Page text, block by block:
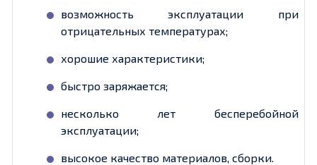
возможность эксплуатации при
отрицательных температурах;
хорошие характеристики;
быстро заряжается;
несколько лет бесперебойной
эксплуатации;
высокое качество материалов, сборки.